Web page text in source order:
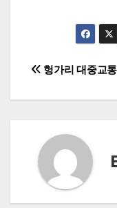
글
탐
헝가리 대중교